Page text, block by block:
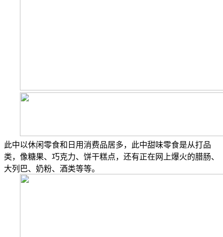
此中以休闲零食和日用消费品居多，此中甜味零食是从打品
类，像糖果、巧克力、饼干糕点，还有正在网上爆火的腊肠、
大列巴、奶粉、酒类等等。